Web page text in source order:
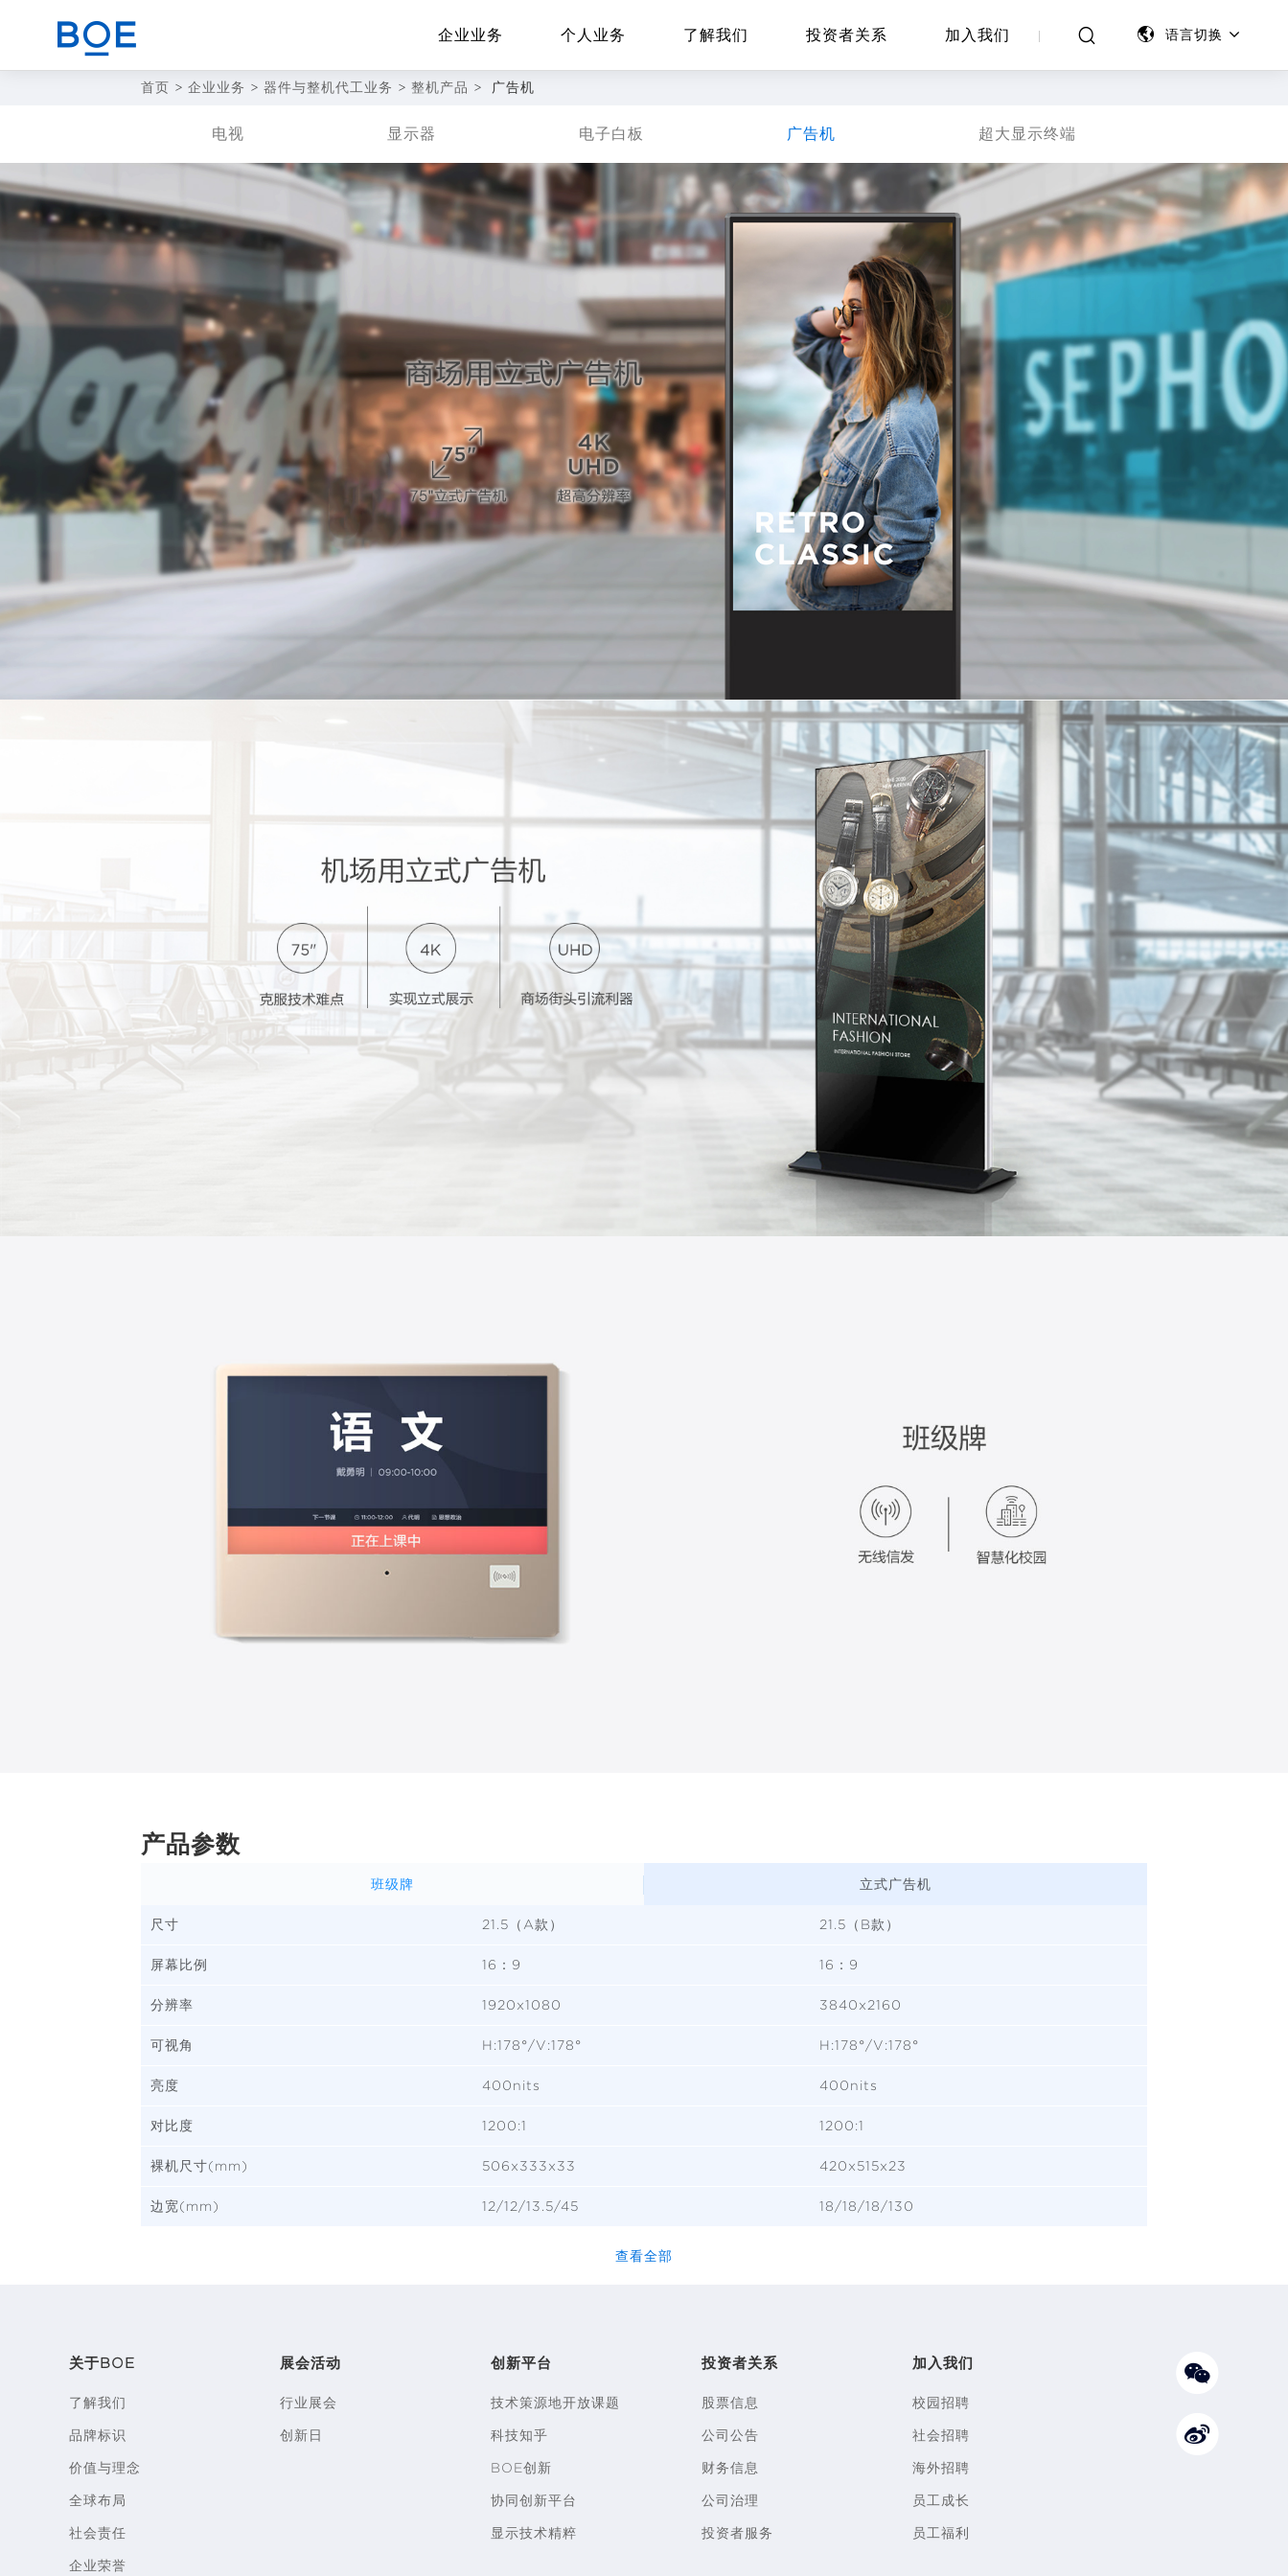
企业业务 个人业务 了解我们 投资者关系 加入我们 语言切换
器件与整机代工业务 EN Global
首页 > 企业业务 > 器件与整机代工业务 > 整机产品 > 广告机
电视 显示器 电子白板 广告机 超大显示终端
产品参数
班级牌 立式广告机
尺寸 21.5（A款） 21.5（B款）
屏幕比例 16：9 16：9
分辨率 1920x1080 3840x2160
可视角 H:178°/V:178° H:178°/V:178°
亮度 400nits 400nits
对比度 1200:1 1200:1
裸机尺寸(mm) 506x333x33 420x515x23
边宽(mm) 12/12/13.5/45 18/18/18/130
查看全部
关于BOE
了解我们
品牌标识
价值与理念
全球布局
社会责任
企业荣誉
展会活动
行业展会
创新日
创新平台
技术策源地开放课题
科技知乎
BOE创新
协同创新平台
显示技术精粹
投资者关系
股票信息
公司公告
财务信息
公司治理
投资者服务
加入我们
校园招聘
社会招聘
海外招聘
员工成长
员工福利